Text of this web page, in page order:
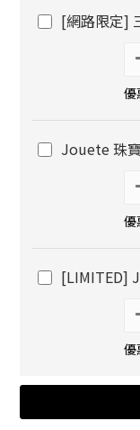
[網路限定]
優
Jouete 珠
優
[LIMITED]
優